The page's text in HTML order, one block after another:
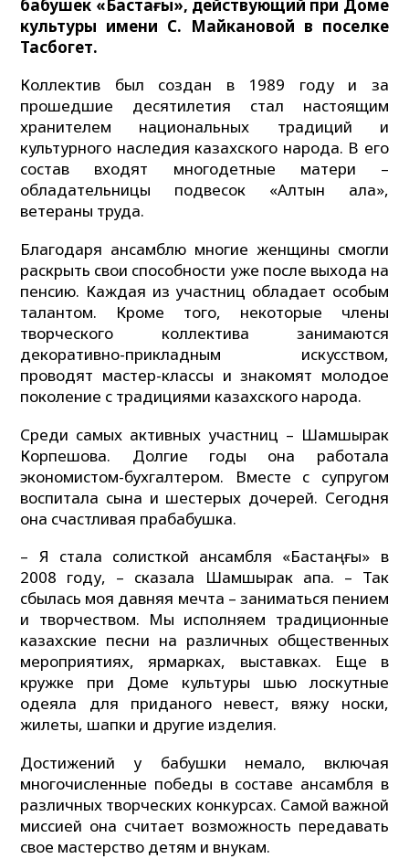
бабушек «Бастаңғы», действующий при Доме
культуры имени С. Майкановой в поселке
Тасбогет.
Коллектив был создан в 1989 году и за
прошедшие десятилетия стал настоящим
хранителем национальных традиций и
культурного наследия казахского народа. В его
состав входят многодетные матери –
обладательницы подвесок «Алтын алқа»,
ветераны труда.
Благодаря ансамблю многие женщины смогли
раскрыть свои способности уже после выхода на
пенсию. Каждая из участниц обладает особым
талантом. Кроме того, некоторые члены
творческого коллектива занимаются
декоративно-прикладным искусством,
проводят мастер-классы и знакомят молодое
поколение с традициями казахского народа.
Среди самых активных участниц – Шамшырак
Корпешова. Долгие годы она работала
экономистом-бухгалтером. Вместе с супругом
воспитала сына и шестерых дочерей. Сегодня
она счастливая прабабушка.
– Я стала солисткой ансамбля «Бастаңғы» в
2008 году, – сказала Шамшырак апа. – Так
сбылась моя давняя мечта – заниматься пением
и творчеством. Мы исполняем традиционные
казахские песни на различных общественных
мероприятиях, ярмарках, выставках. Еще в
кружке при Доме культуры шью лоскутные
одеяла для приданого невест, вяжу носки,
жилеты, шапки и другие изделия.
Достижений у бабушки немало, включая
многочисленные победы в составе ансамбля в
различных творческих конкурсах. Самой важной
миссией она считает возможность передавать
свое мастерство детям и внукам.